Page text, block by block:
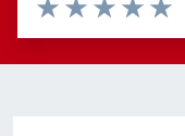
Valuta
Valuta 3
Valuta 2 stelle
Valuta 1 stelle su 5